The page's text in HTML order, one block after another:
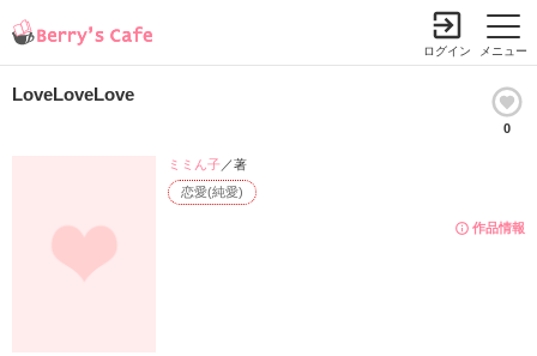
メニュー
ログイン
LoveLoveLove
0
作品情報
恋愛(純愛)
ミミん子／著